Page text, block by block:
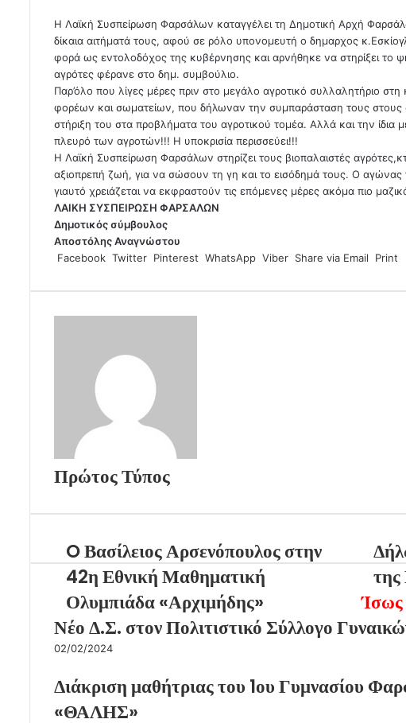
Η Λαϊκή Συσπείρωση Φαρσάλων καταγγέλει τη Δημοτική Αρχή
δίκαια αιτήματά τους, αφού σε ρόλο υπονομευτή ο δημαρχος
φορά ως εντολοδόχος της κυβέρνησης και αρνήθηκε να στηρίξει το
αγρότες φέρανε στο δημ. συμβούλιο.
Παρ’όλο που λίγες μέρες πριν στο μεγάλο αγροτικό συλλαλητήριο
φορέων και σωματείων, που δήλωναν την συμπαράσταση τους στους
στήριξη του στα προβλήματα του αγροτικού τομέα. Αλλά και την ίδια
πλευρό των αγροτών!!! Η υποκρισία περισσεύει!!!
Η Λαϊκή Συσπείρωση Φαρσάλων στηρίζει τους βιοπαλαιστές
αξιοπρεπή ζωή, για να σώσουν τη γη και το εισόδημά τους. Ο
γιαυτό χρειάζεται να εκφραστούν τις επόμενες μέρες ακόμα πιο
ΛΑΙΚΗ ΣΥΣΠΕΙΡΩΣΗ ΦΑΡΣΑΛΩΝ
Δημοτικός σύμβουλος
Αποστόλης Αναγνώστου
Facebook Twitter Pinterest WhatsApp Viber Share via Email Print
Πρώτος Τύπος
O Βασίλειος Αρσενόπουλος στην
42η Εθνική Μαθηματική
Ολυμπιάδα «Αρχιμήδης»
Ίσως
Νέο Δ.Σ. στον Πολιτιστικό Σύλλογο
02/02/2024
Διάκριση μαθήτριας του 1ου Γυμνασίου
«ΘΑΛΗΣ»